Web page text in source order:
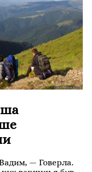
— Говерла.